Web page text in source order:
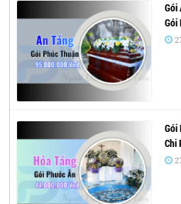
Gói
Gói
Gói
Chi